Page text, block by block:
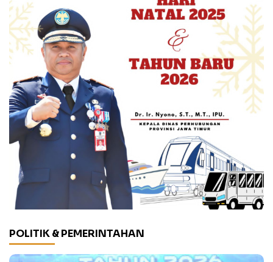
POLITIK & PEMERINTAHAN